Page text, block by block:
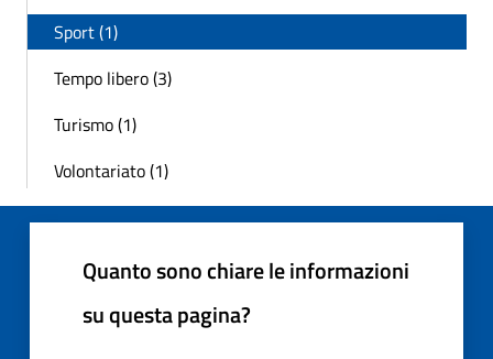
Sport (1)
Tempo libero (3)
Turismo (1)
Volontariato (1)
Quanto sono chiare le informazioni
su questa pagina?